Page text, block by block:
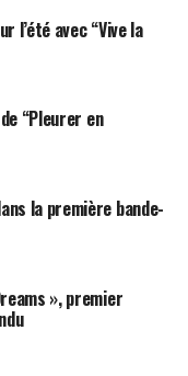
l’été avec “Vive la
“Pleurer en
la première bande-
», premier